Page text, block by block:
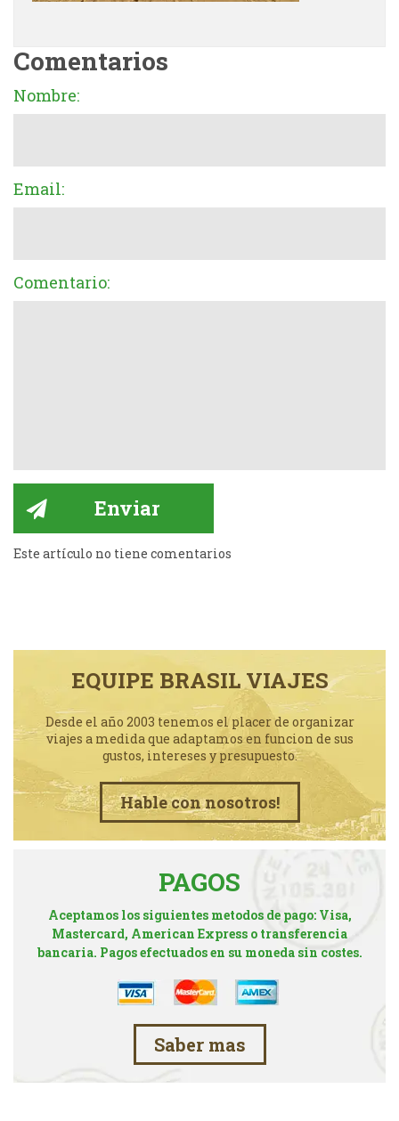
Comentarios
Nombre:
Email:
Comentario:
Este artículo no tiene comentarios
EQUIPE BRASIL VIAJES
Desde el año 2003 tenemos el placer de organizar
viajes a medida que adaptamos en funcion de sus
gustos, intereses y presupuesto.
Hable con nosotros!
PAGOS
Aceptamos los siguientes metodos de pago: Visa,
Mastercard, American Express o transferencia
bancaria. Pagos efectuados en su moneda sin costes.
Saber mas